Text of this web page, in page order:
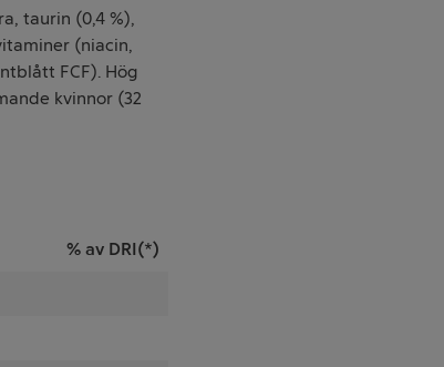
taurin (0,4 %),
(niacin,
FCF). Hög
kvinnor (32
% av DRI(*)